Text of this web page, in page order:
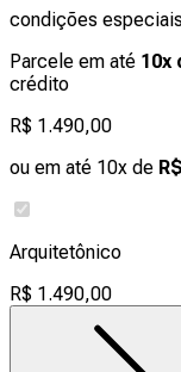
condições especiais
Parcele em até 10x
crédito
R$ 1.490,00
ou em até 10x de
Arquitetônico
R$ 1.490,00